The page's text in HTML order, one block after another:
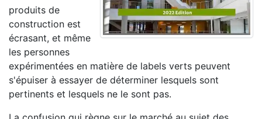
produits de
construction est
écrasant, et même
les personnes
expérimentées en matière de labels verts peuvent
s'épuiser à essayer de déterminer lesquels sont
pertinents et lesquels ne le sont pas.